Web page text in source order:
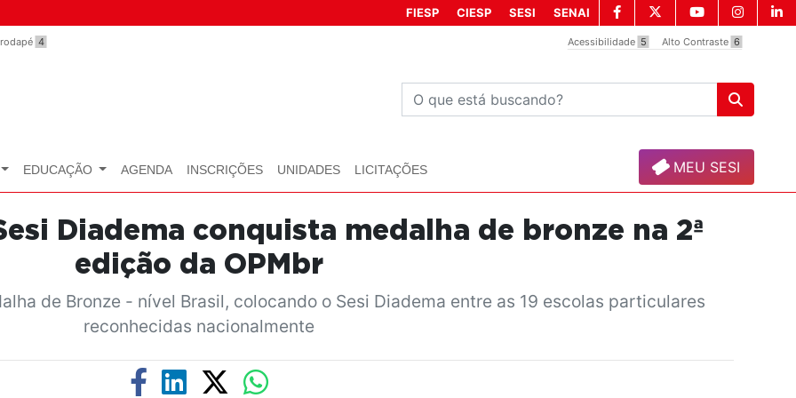
4 Acessibilidade 5 Alto Contraste 6
FIESP CIESP SESI SENAI
EDUCAÇÃO AGENDA INSCRIÇÕES UNIDADES LICITAÇÕES MEU SESI
Diadema conquista medalha de bronze na 2ª
edição da OPMbr
de Bronze - nível Brasil, colocando o Sesi Diadema entre as 19 escolas particulares
reconhecidas nacionalmente